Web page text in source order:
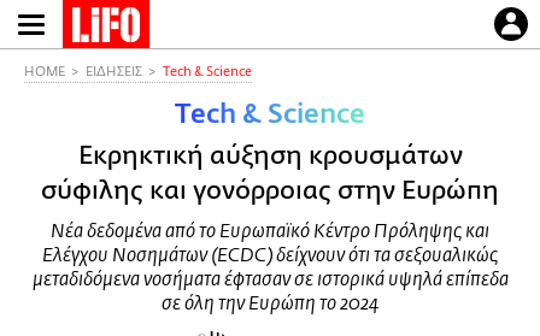
Παράκαμψη
προς
HOME ΕΙΔΗΣΕΙΣ Τech & Science
Τech & Science
Εκρηκτική αύξηση κρουσμάτων
σύφιλης και γονόρροιας στην Ευρώπη
Νέα δεδομένα από το Ευρωπαϊκό Κέντρο Πρόληψης και
Ελέγχου Νοσημάτων (ECDC) δείχνουν ότι τα σεξουαλικώς
μεταδιδόμενα νοσήματα έφτασαν σε ιστορικά υψηλά επίπεδα
σε όλη την Ευρώπη το 2024